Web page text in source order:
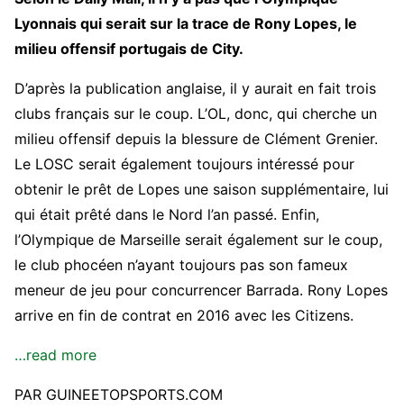
Lyonnais qui serait sur la trace de Rony Lopes, le
milieu offensif portugais de City.
D’après la publication anglaise, il y aurait en fait trois
clubs français sur le coup. L’OL, donc, qui cherche un
milieu offensif depuis la blessure de Clément Grenier.
Le LOSC serait également toujours intéressé pour
obtenir le prêt de Lopes une saison supplémentaire, lui
qui était prêté dans le Nord l’an passé. Enfin,
l’Olympique de Marseille serait également sur le coup,
le club phocéen n’ayant toujours pas son fameux
meneur de jeu pour concurrencer Barrada. Rony Lopes
arrive en fin de contrat en 2016 avec les Citizens.
…read more
PAR GUINEETOPSPORTS.COM